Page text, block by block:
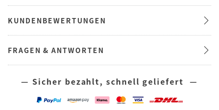
KUNDENBEWERTUNGEN
FRAGEN & ANTWORTEN
— Sicher bezahlt, schnell geliefert —